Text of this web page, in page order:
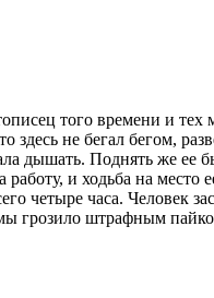
того времени и
не бегал бегом,
дышать. Поднять же ее
и ходьба на
четыре часа. Человек
грозило штрафным